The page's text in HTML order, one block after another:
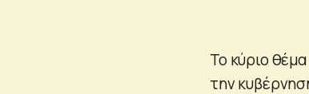
Το κύριο
την